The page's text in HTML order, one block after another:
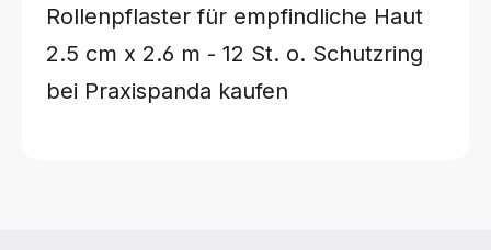
Rollenpflaster für empfindliche Haut
2.5 cm x 2.6 m - 12 St. o. Schutzring
bei Praxispanda kaufen